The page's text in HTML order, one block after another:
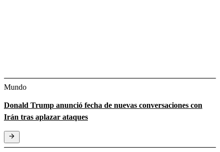
Mundo
Donald Trump anunció fecha de nuevas conversaciones con
Irán tras aplazar ataques